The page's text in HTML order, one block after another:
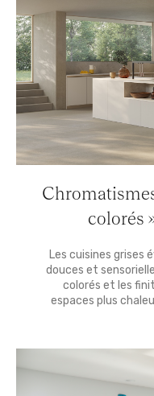
colorés
Les cuisines grises
douces et
colorés et les
espaces plus